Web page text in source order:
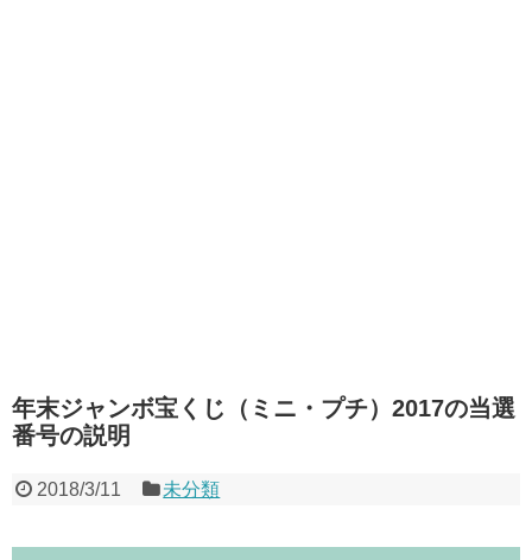
年末ジャンボ宝くじ（ミニ・プチ）2017の当選
番号の説明
2018/3/11 未分類